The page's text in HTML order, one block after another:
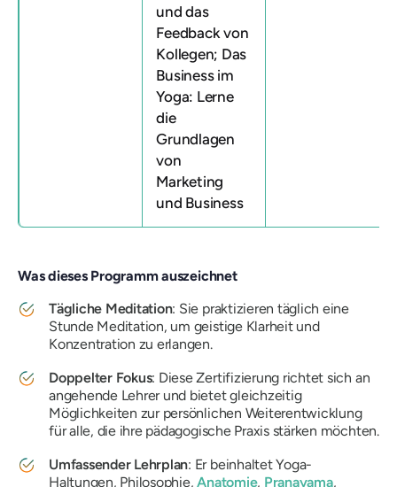
und das
Feedback von
Kollegen; Das
Business im
Yoga: Lerne
die
Grundlagen
von
Marketing
und Business
Was dieses Programm auszeichnet
Tägliche Meditation: Sie praktizieren täglich eine
Stunde Meditation, um geistige Klarheit und
Konzentration zu erlangen.
Doppelter Fokus: Diese Zertifizierung richtet sich an
angehende Lehrer und bietet gleichzeitig
Möglichkeiten zur persönlichen Weiterentwicklung
für alle, die ihre pädagogische Praxis stärken möchten.
Umfassender Lehrplan: Er beinhaltet Yoga-
Haltungen, Philosophie,Anatomie, Pranayama,